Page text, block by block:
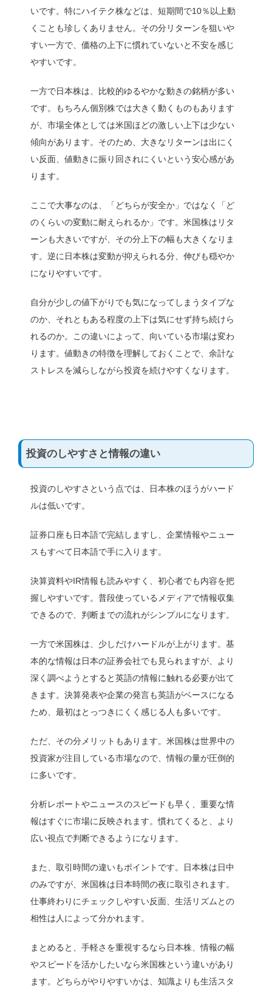
いです。特にハイテク株などは、短期間で10％以上動
くことも珍しくありません。その分リターンを狙いや
すい一方で、価格の上下に慣れていないと不安を感じ
やすいです。
一方で日本株は、比較的ゆるやかな動きの銘柄が多い
です。もちろん個別株では大きく動くものもあります
が、市場全体としては米国ほどの激しい上下は少ない
傾向があります。そのため、大きなリターンは出にく
い反面、値動きに振り回されにくいという安心感があ
ります。
ここで大事なのは、「どちらが安全か」ではなく「ど
のくらいの変動に耐えられるか」です。米国株はリタ
ーンも大きいですが、その分上下の幅も大きくなりま
す。逆に日本株は変動が抑えられる分、伸びも穏やか
になりやすいです。
自分が少しの値下がりでも気になってしまうタイプな
のか、それともある程度の上下は気にせず持ち続けら
れるのか。この違いによって、向いている市場は変わ
ります。値動きの特徴を理解しておくことで、余計な
ストレスを減らしながら投資を続けやすくなります。
投資のしやすさと情報の違い
投資のしやすさという点では、日本株のほうがハード
ルは低いです。
証券口座も日本語で完結しますし、企業情報やニュー
スもすべて日本語で手に入ります。
決算資料やIR情報も読みやすく、初心者でも内容を把
握しやすいです。普段使っているメディアで情報収集
できるので、判断までの流れがシンプルになります。
一方で米国株は、少しだけハードルが上がります。基
本的な情報は日本の証券会社でも見られますが、より
深く調べようとすると英語の情報に触れる必要が出て
きます。決算発表や企業の発言も英語がベースになる
ため、最初はとっつきにくく感じる人も多いです。
ただ、その分メリットもあります。米国株は世界中の
投資家が注目している市場なので、情報の量が圧倒的
に多いです。
分析レポートやニュースのスピードも早く、重要な情
報はすぐに市場に反映されます。慣れてくると、より
広い視点で判断できるようになります。
また、取引時間の違いもポイントです。日本株は日中
のみですが、米国株は日本時間の夜に取引されます。
仕事終わりにチェックしやすい反面、生活リズムとの
相性は人によって分かれます。
まとめると、手軽さを重視するなら日本株、情報の幅
やスピードを活かしたいなら米国株という違いがあり
ます。どちらがやりやすいかは、知識よりも生活スタ